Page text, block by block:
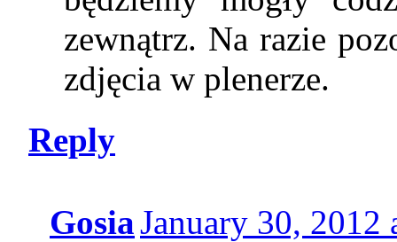
zewnątrz. Na razie
zdjęcia w plenerze.
Reply
GosiaJanuary 30, 2012